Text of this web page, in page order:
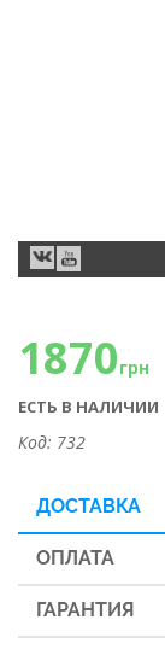
1870грн
ЕСТЬ В НАЛИЧИИ
Код: 732
ДОСТАВКА
ОПЛАТА
ГАРАНТИЯ